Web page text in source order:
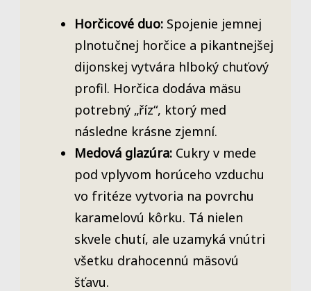
Horčicové duo: Spojenie jemnej
plnotučnej horčice a pikantnejšej
dijonskej vytvára hlboký chuťový
profil. Horčica dodáva mäsu
potrebný „říz“, ktorý med
následne krásne zjemní.
Medová glazúra: Cukry v mede
pod vplyvom horúceho vzduchu
vo fritéze vytvoria na povrchu
karamelovú kôrku. Tá nielen
skvele chutí, ale uzamyká vnútri
všetku drahocennú mäsovú
šťavu.